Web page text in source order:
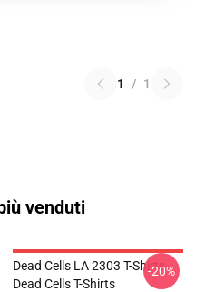
1 / 1
venduti
Dead Cells LA 2303 T-Shirts
Dead Cells T-Shirts
-20%